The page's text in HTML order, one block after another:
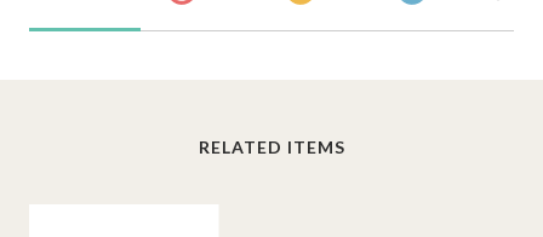
RELATED ITEMS